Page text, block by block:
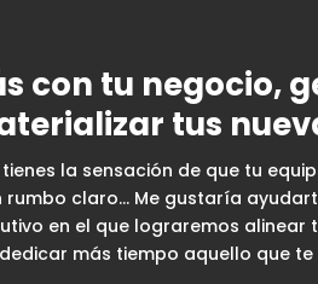
con tu negocio,
tus
la sensación de que tu
claro… Me gustaría
en el que lograremos
más tiempo aquello que te